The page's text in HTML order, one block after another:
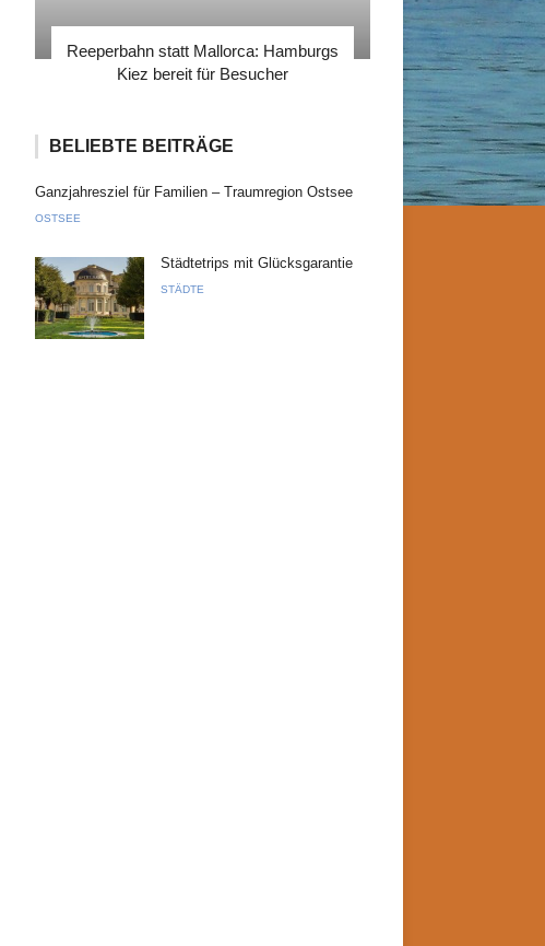
Reeperbahn statt Mallorca: Hamburgs
Kiez bereit für Besucher
BELIEBTE BEITRÄGE
Ganzjahresziel für Familien – Traumregion Ostsee
OSTSEE
Städtetrips mit Glücksgarantie
STÄDTE